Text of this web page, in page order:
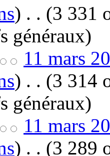
) . . (3 331
généraux)
11 mars
) . . (3 314
généraux)
11 mars
) . . (3 289